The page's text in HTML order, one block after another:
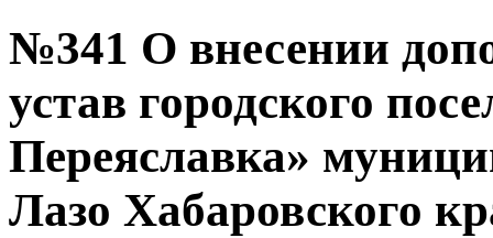
№341 О внесении
устав городского
Переяславка»
Лазо Хабаровского